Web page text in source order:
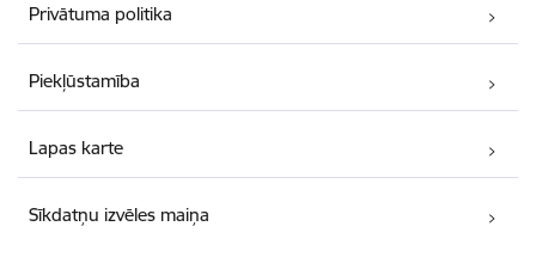
Privātuma politika
Piekļūstamība
Lapas karte
Sīkdatņu izvēles maiņa